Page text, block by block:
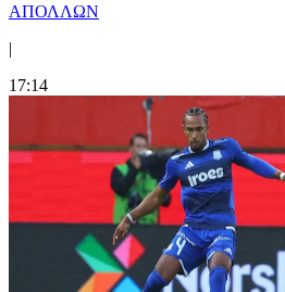
ΑΠΟΛΛΩΝ
|
17:14